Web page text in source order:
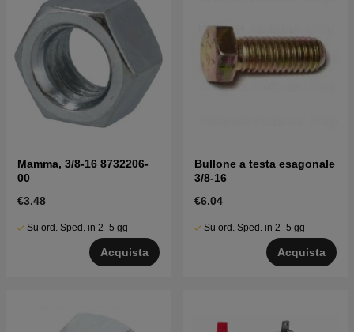
Mamma, 3/8-16 8732206-
00
€3.48
Su ord. Sped. in 2–5 gg
Acquista
Bullone a testa esagonale
3/8-16
€6.04
Su ord. Sped. in 2–5 gg
Acquista